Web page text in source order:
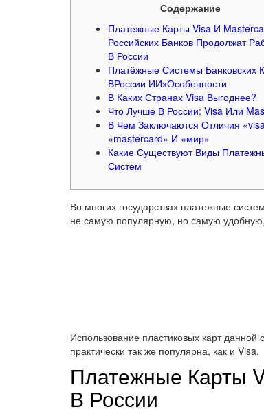
Содержание
Платежные Карты Visa И
Российских Банков Продолжат
В России
Платёжные Системы Банковских
ВРоссии ИИхОсобенности
В Каких Странах Visa Выгоднее?
Что Лучше В России: Visa Или
В Чем Заключаются Отличия
«mastercard» И «мир»
Какие Существуют Виды
Систем
Во многих государствах платежные
не самую популярную, но самую
Использование пластиковых карт
практически так же популярна, как и Visa.
Платежные Карты
В России